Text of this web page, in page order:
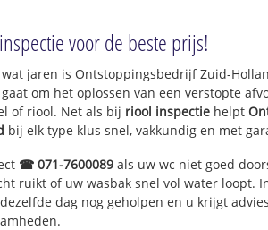
Gijbeland
Gijbeland, landelijk
voor de beste prijs!
jaren is Ontstoppingsbedrijf Zuid-
om het oplossen van een verstopte
of riool. Net als bij riool inspectie helpt
bij elk type klus snel, vakkundig en met
☎ 071-7600089 als uw wc niet goed
ruikt of uw wasbak snel vol water loopt.
dag nog geholpen en u krijgt